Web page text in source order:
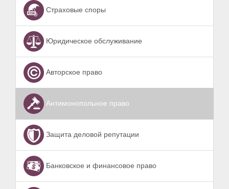
Страховые споры
Юридическое обслуживание
Авторское право
Антимонопольное право
Защита деловой репутации
Банковское и финансовое право